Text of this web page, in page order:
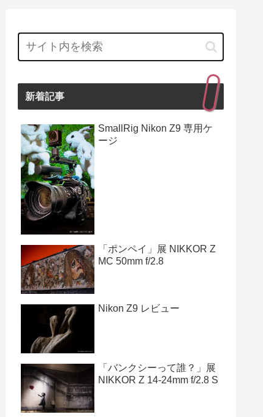
新着記事
SmallRig Nikon Z9 専用ケ
ージ
「ポンペイ」展 NIKKOR Z
MC 50mm f/2.8
Nikon Z9 レビュー
「バンクシーって誰？」展
NIKKOR Z 14-24mm f/2.8 S